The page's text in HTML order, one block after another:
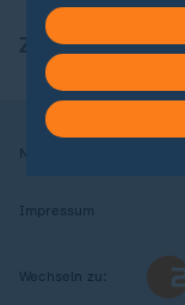
ZDFheute Apps
Nutzungsbedingungen
Impressum
Wechseln zu:
kannst du
in deinen
Hier findest du
Weitere